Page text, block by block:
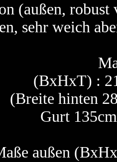
(außen, robust
sehr weich
(BxHxT) :
(Breite hinten
Gurt
außen